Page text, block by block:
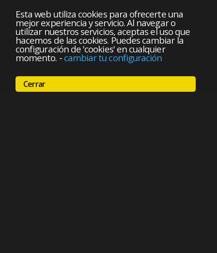
Esta web utiliza cookies para ofrecerte una
mejor experiencia y servicio. Al navegar o
utilizar nuestros servicios, aceptas el uso que
hacemos de las cookies. Puedes cambiar la
configuración de 'cookies' en cualquier
momento. - cambiar tu configuración
Cerrar